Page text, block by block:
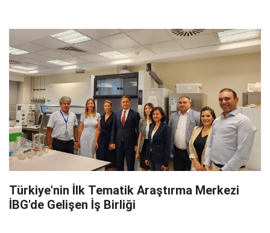
Türkiye'nin İlk Tematik Araştırma Merkezi
İBG'de Gelişen İş Birliği